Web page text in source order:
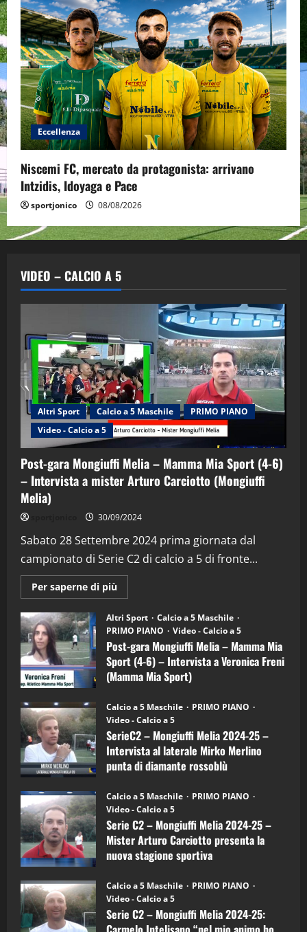
Eccellenza
Niscemi FC, mercato da protagonista: arrivano
Intzidis, Idoyaga e Pace
sportjonico 08/08/2026
VIDEO – CALCIO A 5
Altri Sport Calcio a 5 Maschile
PRIMO PIANO
Video - Calcio a 5
Post-gara Mongiuffi Melia – Mamma Mia Sport (4-6)
– Intervista a mister Arturo Carciotto (Mongiuffi
Melia)
30/09/2024
Sabato 28 Settembre 2024 prima giornata dal
campionato di Serie C2 di calcio a 5 di fronte...
Per saperne di più
informazioni
Post-
gara
Mongiuffi
Melia
–
Mamma
Mia
Sport
6)
–
Intervista
a
mister
Arturo
Carciotto
(Mongiuffi
Altri Sport
Calcio a 5 Maschile
PRIMO PIANO
Video - Calcio a 5
Post-gara Mongiuffi Melia – Mamma Mia
Sport (4-6) – Intervista a Veronica Freni
(Mamma Mia Sport)
Calcio a 5 Maschile
PRIMO PIANO
Video - Calcio a 5
SerieC2 – Mongiuffi Melia 2024-25 –
Intervista al laterale Mirko Merlino
punta di diamante rossoblù
Calcio a 5 Maschile
PRIMO PIANO
Video - Calcio a 5
Serie C2 – Mongiuffi Melia 2024-25 –
Mister Arturo Carciotto presenta la
nuova stagione sportiva
Calcio a 5 Maschile
PRIMO PIANO
Video - Calcio a 5
Serie C2 – Mongiuffi Melia 2024-25:
2
“SportEmpire” in Podcast: 29^ Puntata
(Martedi 28 Aprile 2026)
28/04/2026
3
"SportEmpire" in Podcast
“SportEmpire” in Podcast: 28^ Puntata
(Martedi 21 Aprile 2026)
21/04/2026
4
“SportEmpire” in Podcast: 27^ Puntata
(Martedi 14 Aprile 2026)
15/04/2026
5
“SportEmpire” in Podcast: 26^ Puntata
(Martedi 07 Aprile 2026)
08/04/2026
1
“SportEmpire” in Podcast: 30^ Puntata
(Martedi 05 Maggio 2026)
08/05/2026